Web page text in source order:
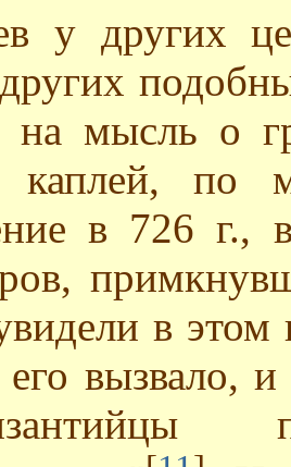
у других
на мысль о
каплей, по
в 726 г.,
в
вызвало,